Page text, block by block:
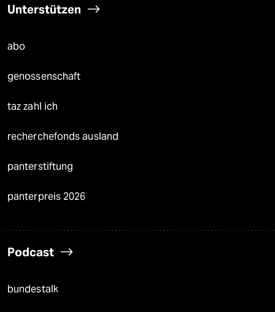
Unterstützen
abo
genossenschaft
taz zahl ich
recherchefonds ausland
panterstiftung
panterpreis 2026
Podcast
bundestalk